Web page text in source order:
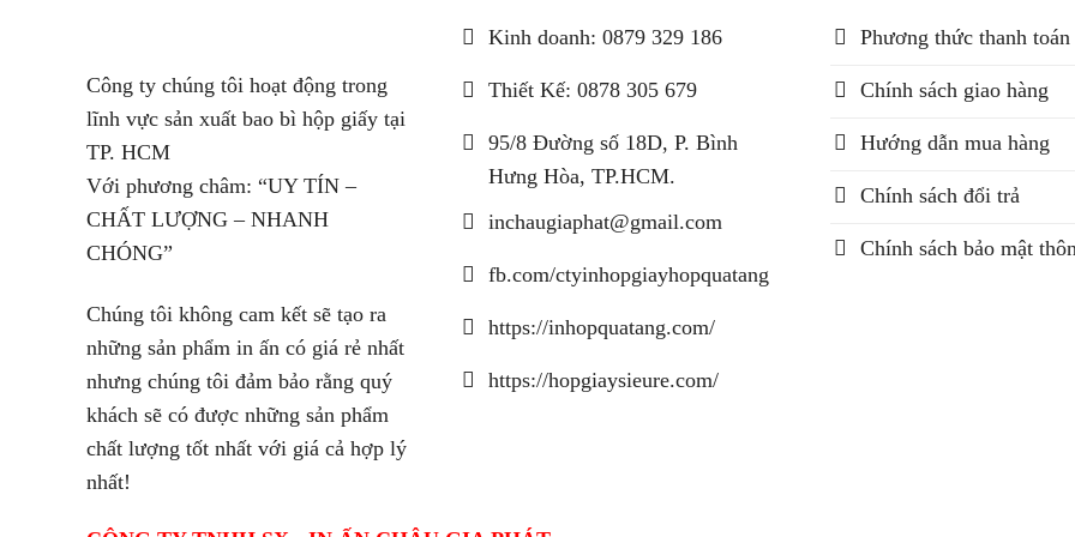
Công ty chúng tôi hoạt động trong
lĩnh vực sản xuất bao bì hộp giấy tại
TP. HCM
Với phương châm: “UY TÍN –
CHẤT LƯỢNG – NHANH
CHÓNG”
Chúng tôi không cam kết sẽ tạo ra
những sản phẩm in ấn có giá rẻ nhất
nhưng chúng tôi đảm bảo rằng quý
khách sẽ có được những sản phẩm
chất lượng tốt nhất với giá cả hợp lý
nhất!
Kinh doanh: 0879 329 186
Thiết Kế: 0878 305 679
95/8 Đường số 18D, P. Bình
Hưng Hòa, TP.HCM.
inchaugiaphat@gmail.com
fb.com/ctyinhopgiayhopquatang
https://inhopquatang.com/
https://hopgiaysieure.com/
Phương thức thanh toán
Chính sách giao hàng
Hướng dẫn mua hàng
Chính sách đổi trả
Chính sách bảo mật